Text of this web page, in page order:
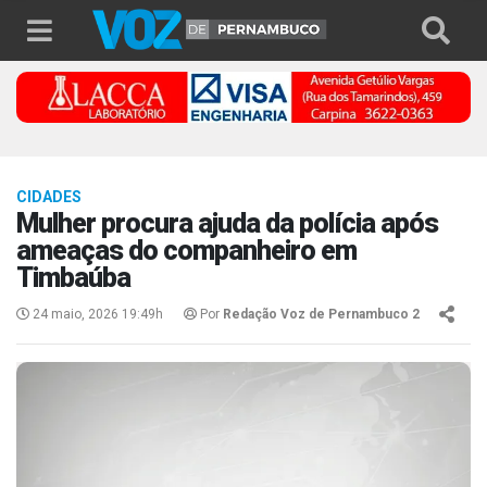
CIDADES
Mulher procura ajuda da polícia após
ameaças do companheiro em
Timbaúba
24 maio, 2026 19:49h Por Redação Voz de Pernambuco 2